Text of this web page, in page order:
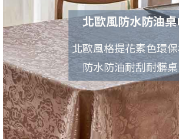
北歐風防水防油
北歐風格提花素色環
防水防油耐刮耐髒